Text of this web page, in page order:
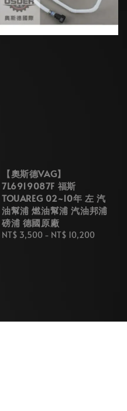
【奧斯德VAG】
7L6919087F 福斯
TOUAREG 02~10年 左 汽
油幫浦 燃油幫浦 汽油邦浦
磅浦 德國原廠
Regular
NT$ 3,500 - NT$ 10,200